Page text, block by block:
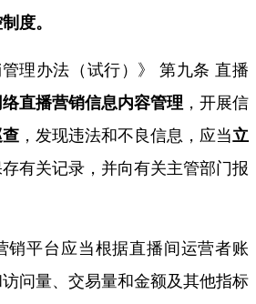
度。
管理办法（试行）》 第九条 直播
络直播营销信息内容管理 ，开展信
，发现违法和不良信息，应当立
有关记录，并向有关主管部门报
销平台应当根据直播间运营者账
问量、交易量和金额及其他指标